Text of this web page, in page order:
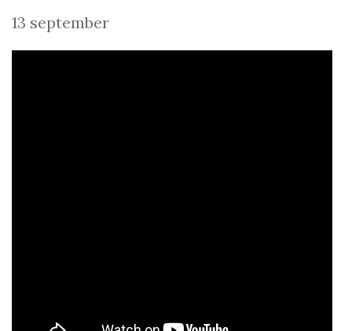
13 september